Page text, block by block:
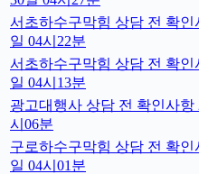
서초하수구막힘 상담 전 확인
일 04시22분
서초하수구막힘 상담 전 확인
일 04시13분
광고대행사 상담 전 확인사항
시06분
구로하수구막힘 상담 전 확인
일 04시01분